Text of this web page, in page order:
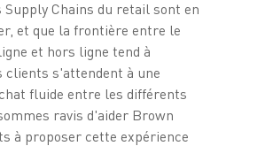
Supply Chains du retail sont en
et que la frontière entre le
et hors ligne tend à
clients s'attendent à une
fluide entre les différents
ravis d'aider Brown
à proposer cette expérience